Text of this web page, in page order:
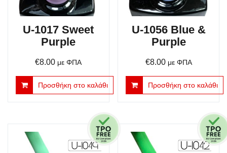
U-1017 Sweet
Purple
€8.00 με ΦΠΑ
Προσθήκη στο καλάθι
U-1056 Blue &
Purple
€8.00 με ΦΠΑ
Προσθήκη στο καλάθι